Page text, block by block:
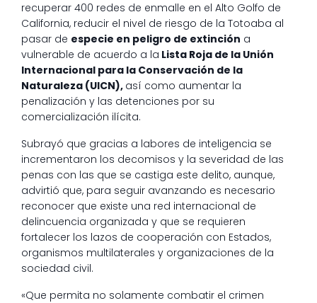
recuperar 400 redes de enmalle en el Alto Golfo de
California, reducir el nivel de riesgo de la Totoaba al
pasar de especie en peligro de extinción a
vulnerable de acuerdo a la Lista Roja de la Unión
Internacional para la Conservación de la
Naturaleza (UICN), así como aumentar la
penalización y las detenciones por su
comercialización ilícita.
Subrayó que gracias a labores de inteligencia se
incrementaron los decomisos y la severidad de las
penas con las que se castiga este delito, aunque,
advirtió que, para seguir avanzando es necesario
reconocer que existe una red internacional de
delincuencia organizada y que se requieren
fortalecer los lazos de cooperación con Estados,
organismos multilaterales y organizaciones de la
sociedad civil.
«Que permita no solamente combatir el crimen